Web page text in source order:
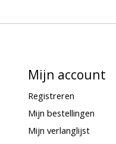
Mijn account
Registreren
Mijn bestellingen
Mijn verlanglijst